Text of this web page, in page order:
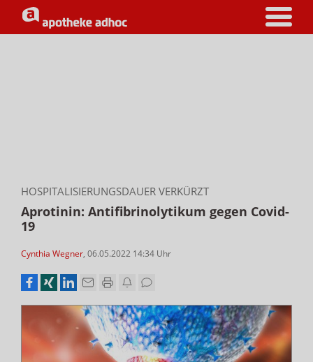
HOSPITALISIERUNGSDAUER VERKÜRZT
Aprotinin: Antifibrinolytikum gegen Covid-
19
Cynthia Wegner, 06.05.2022 14:34 Uhr